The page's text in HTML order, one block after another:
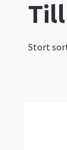
Stort